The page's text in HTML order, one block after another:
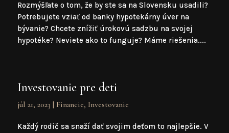
Rozmýšľate o tom, že by ste sa na Slovensku usadili?
Potrebujete vziať od banky hypotekárny úver na
bývanie? Chcete znížiť úrokovú sadzbu na svojej
hypotéke? Neviete ako to funguje? Máme riešenia....
Investovanie pre deti
júl 21, 2023 | Financie, Investovanie
Každý rodič sa snaží dať svojim deťom to najlepšie. V